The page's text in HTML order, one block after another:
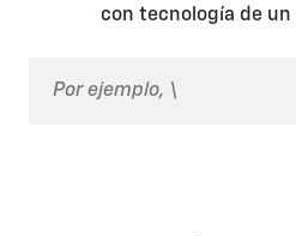
Si la señal inalámbrica es
que eliminar tu teléfono de
emparejados en la
con tecnología de